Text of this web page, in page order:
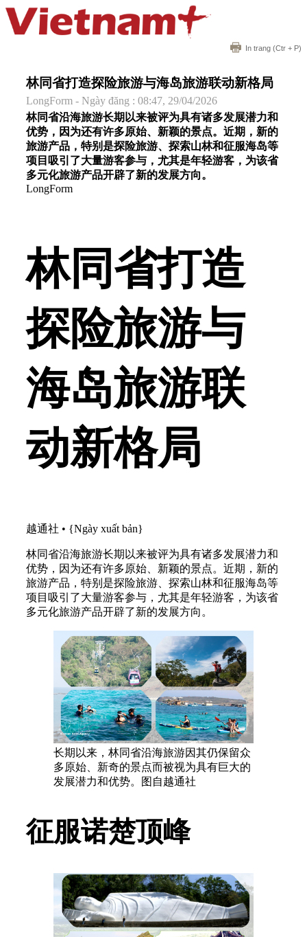
In trang (Ctr + P)
林同省打造探险旅游与海岛旅游联动新格局
LongForm - Ngày đăng : 08:47, 29/04/2026
林同省沿海旅游长期以来被评为具有诸多发展潜力和
优势，因为还有许多原始、新颖的景点。近期，新的
旅游产品，特别是探险旅游、探索山林和征服海岛等
项目吸引了大量游客参与，尤其是年轻游客，为该省
多元化旅游产品开辟了新的发展方向。
LongForm
林同省打造
探险旅游与
海岛旅游联
动新格局
越通社 • {Ngày xuất bản}
林同省沿海旅游长期以来被评为具有诸多发展潜力和
优势，因为还有许多原始、新颖的景点。近期，新的
旅游产品，特别是探险旅游、探索山林和征服海岛等
项目吸引了大量游客参与，尤其是年轻游客，为该省
多元化旅游产品开辟了新的发展方向。
长期以来，林同省沿海旅游因其仍保留众
多原始、新奇的景点而被视为具有巨大的
发展潜力和优势。图自越通社
征服诺楚顶峰